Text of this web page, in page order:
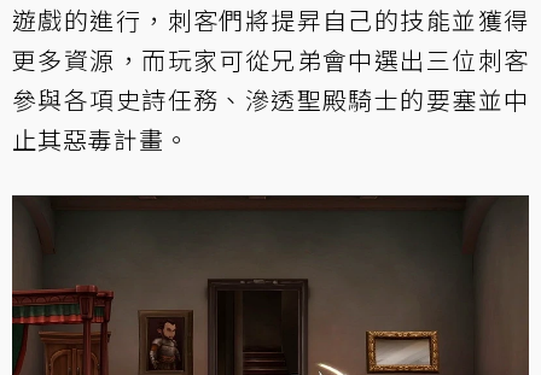
遊戲的進行，刺客們將提昇自己的技能並獲得
更多資源，而玩家可從兄弟會中選出三位刺客
參與各項史詩任務、滲透聖殿騎士的要塞並中
止其惡毒計畫。